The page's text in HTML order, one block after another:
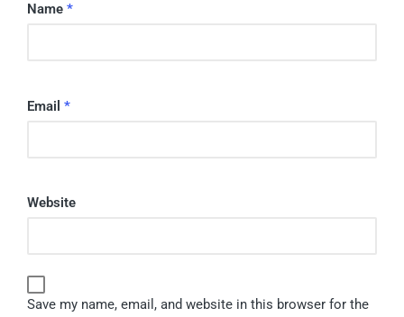
Name *
Email *
Website
Save my name, email, and website in this browser for the